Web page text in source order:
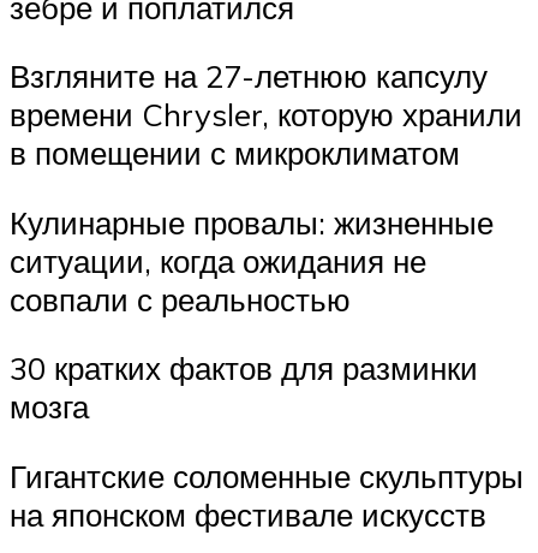
Взгляните на 27-летнюю капсулу
времени Chrysler, которую хранили
в помещении с микроклиматом
Кулинарные провалы: жизненные
ситуации, когда ожидания не
совпали с реальностью
30 кратких фактов для разминки
мозга
Гигантские соломенные скульптуры
на японском фестивале искусств